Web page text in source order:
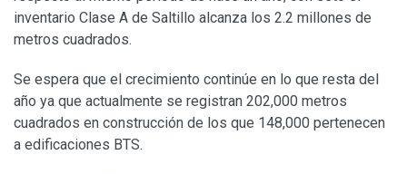
inventario Clase A de Saltillo alcanza los 2.2 millones de
metros cuadrados.
Se espera que el crecimiento continúe en lo que resta del
año ya que actualmente se registran 202,000 metros
cuadrados en construcción de los que 148,000 pertenecen
a edificaciones BTS.